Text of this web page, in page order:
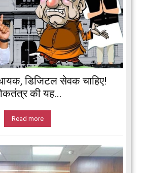
डिजिटल सेवक चाहिए!
की यह...
Read more